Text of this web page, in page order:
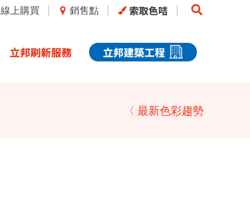
線上購買 銷售點 索取色咭 Search
立邦刷新服務 立邦建築工程
〈 最新色彩趨勢